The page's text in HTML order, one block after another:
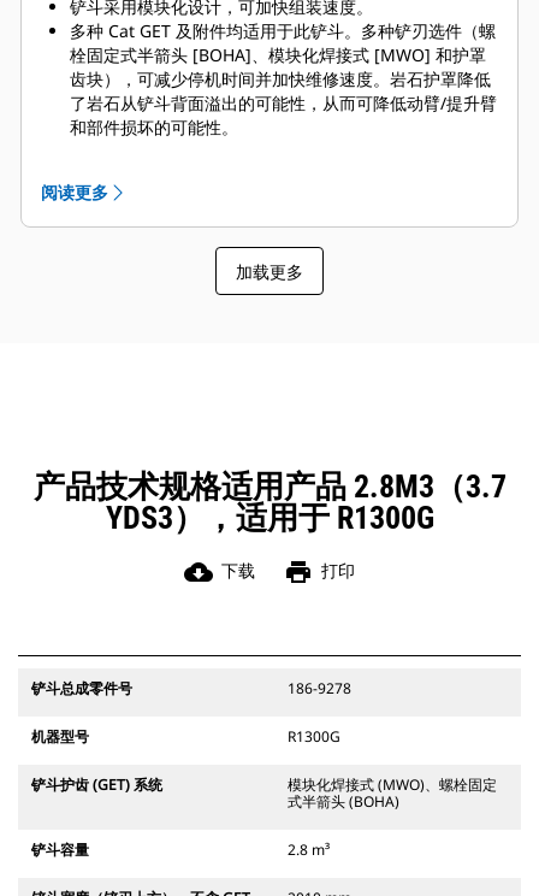
铲斗采用模块化设计，可加快组装速度。
多种 Cat GET 及附件均适用于此铲斗。多种铲刃选件（螺
栓固定式半箭头 [BOHA]、模块化焊接式 [MWO] 和护罩
齿块），可减少停机时间并加快维修速度。岩石护罩降低
了岩石从铲斗背面溢出的可能性，从而可降低动臂/提升臂
和部件损坏的可能性。
阅读更多
加载更多
产品技术规格适用产品 2.8M3（3.7
YDS3），适用于 R1300G
cloud_download 下载 print 打印
铲斗总成零件号 186-9278
机器型号 R1300G
铲斗护齿 (GET) 系统
模块化焊接式 (MWO)、螺栓固定
式半箭头 (BOHA)
铲斗容量 2.8 m³